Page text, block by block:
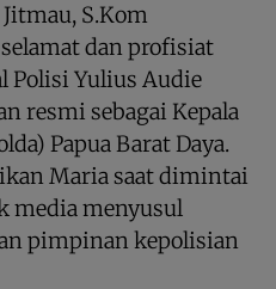
S.Kom
dan profisiat
Polisi Yulius Audie
resmi sebagai Kepala
Papua Barat Daya.
Maria saat dimintai
media menyusul
pimpinan kepolisian